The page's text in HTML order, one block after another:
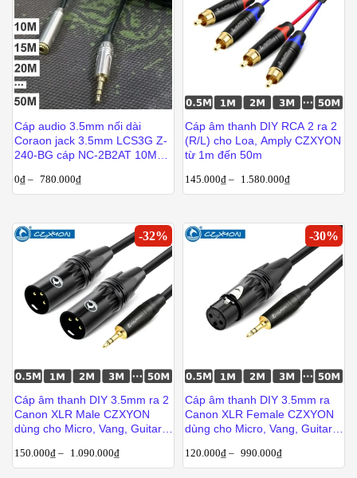
Cáp audio 3.5mm nối dài
Coraon jack 3.5mm LCS3G Z-
240-BG cáp NC-2B2AT 10M
0₫ – 780.000₫
Cáp âm thanh DIY RCA 2 ra 2
(R/L) cho Loa, Amply CZXYON
từ 1m đến 50m
145.000₫ – 1.580.000₫
-32%
Cáp âm thanh DIY 3.5mm ra 2
Canon XLR Male CZXYON
dùng cho Micro, Vang, Guitar,
150.000₫ – 1.090.000₫
-30%
Cáp âm thanh DIY 3.5mm ra
Canon XLR Female CZXYON
dùng cho Micro, Vang, Guitar,
120.000₫ – 990.000₫